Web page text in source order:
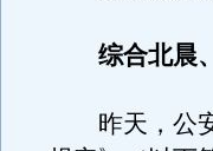
综合北晨
昨天，公安